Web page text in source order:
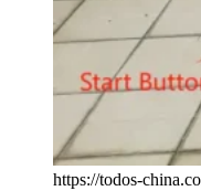
https://todos-